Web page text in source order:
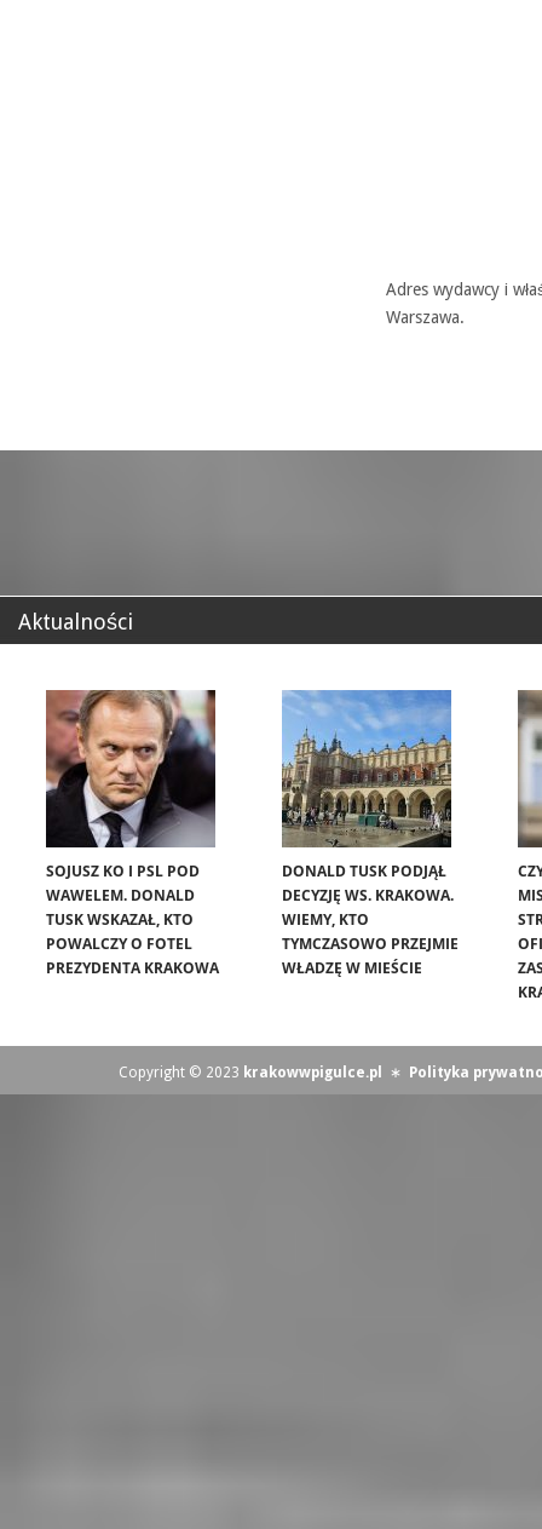
Adres wydawcy i
Warszawa.
Aktualności
SOJUSZ KO I PSL POD
WAWELEM. DONALD
TUSK WSKAZAŁ, KTO
POWALCZY O FOTEL
PREZYDENTA KRAKOWA
DONALD TUSK PODJĄŁ
DECYZJĘ WS. KRAKOWA.
WIEMY, KTO
TYMCZASOWO PRZEJMIE
WŁADZĘ W MIEŚCIE
Copyright © 2023 krakowwpigulce.pl ∗ Polityka